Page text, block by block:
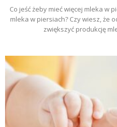
Co jeść żeby mieć więcej mleka w
mleka w piersiach? Czy wiesz, że
zwiększyć produkcję